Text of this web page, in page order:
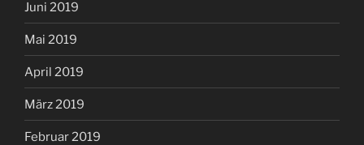
Juni 2019
Mai 2019
April 2019
März 2019
Februar 2019